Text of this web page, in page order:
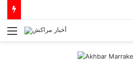
Menu